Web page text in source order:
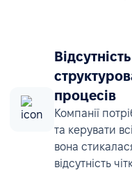
процесів
Компанії
та керувати
вона
відсутність